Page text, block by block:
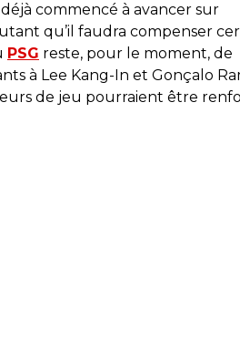
commencé à avancer sur
qu’il faudra compenser
PSG reste, pour le moment, de
à Lee Kang-In et Gonçalo
de jeu pourraient être